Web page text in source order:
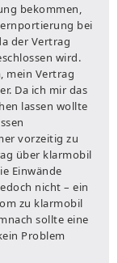
bekommen,
bei
der Vertrag
wird.
mein Vertrag
Da ich mir das
lassen wollte
vorzeitig zu
über klarmobil
Einwände
nicht – ein
zu klarmobil
sollte eine
Problem